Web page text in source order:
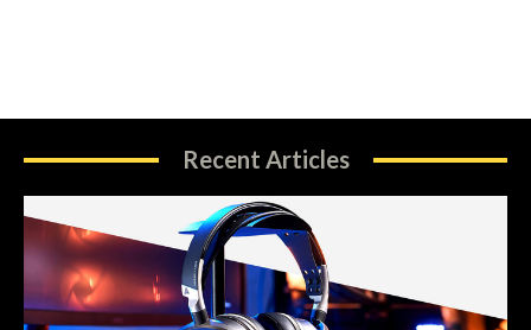
Recent Articles